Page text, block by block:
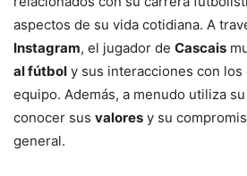
aspectos de su vida cotidiana. A
Instagram, el jugador de Cascais
al fútbol y sus interacciones con los
equipo. Además, a menudo utiliza
conocer sus valores y su
general.